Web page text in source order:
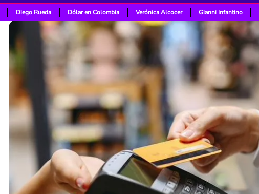
Diego Rueda Dólar en Colombia Verónica Alcocer Gianni Infantino